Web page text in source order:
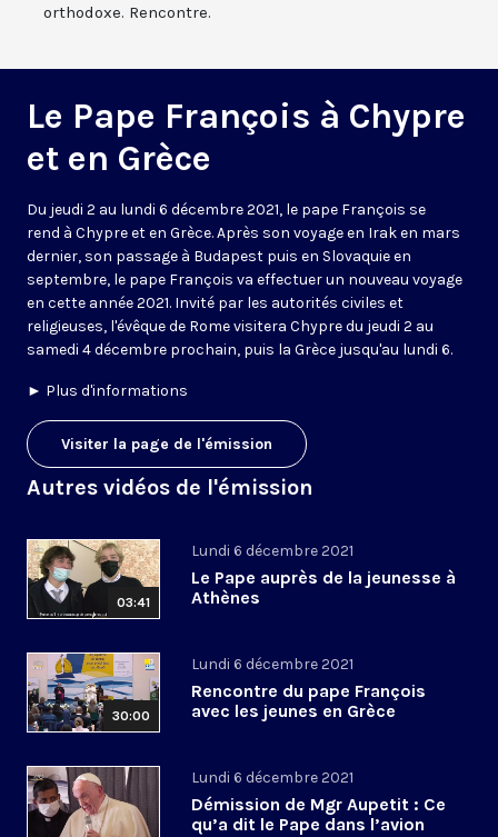
orthodoxe. Rencontre.
Le Pape François à Chypre
et en Grèce
Du jeudi 2 au lundi 6 décembre 2021, le pape François se
rend à Chypre et en Grèce. Après son voyage en Irak en mars
dernier, son passage à Budapest puis en Slovaquie en
septembre, le pape François va effectuer un nouveau voyage
en cette année 2021. Invité par les autorités civiles et
religieuses, l'évêque de Rome visitera Chypre du jeudi 2 au
samedi 4 décembre prochain, puis la Grèce jusqu'au lundi 6.
► Plus d'informations
Visiter la page de l'émission
Autres vidéos de l'émission
03:41
Lundi 6 décembre 2021
Le Pape auprès de la jeunesse à
Athènes
30:00
Lundi 6 décembre 2021
Rencontre du pape François
avec les jeunes en Grèce
Lundi 6 décembre 2021
Démission de Mgr Aupetit : Ce
qu’a dit le Pape dans l’avion